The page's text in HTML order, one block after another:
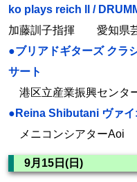
ko plays reich ll /
加藤訓子指揮 愛知県
●ブリアドギターズ クラ
サート
港区立産業振興センタ
●Reina Shibutani ヴァイ
メニコンシアターAoi
9月15日(日)